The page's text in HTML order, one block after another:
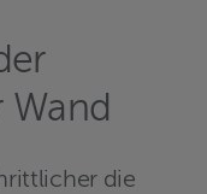
Wand
die